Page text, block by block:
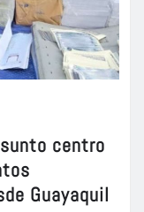
centro
Guayaquil